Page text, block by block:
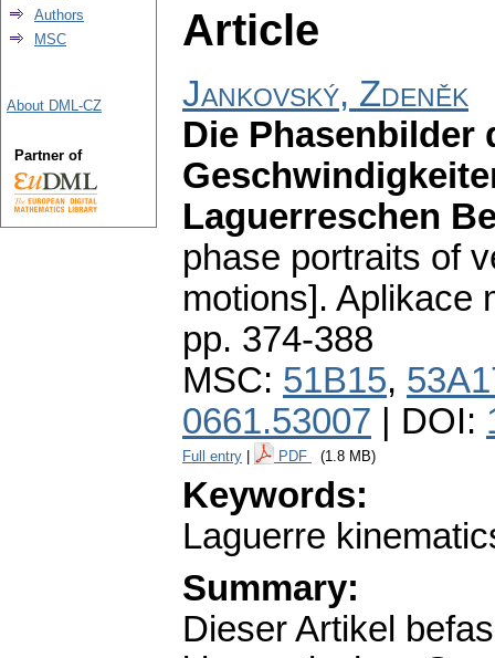
Article
Jankovský, Zdeněk
Die Phasenbilder
Laguerreschen
phase portraits of
motions]. Aplikace
pp. 374-388
MSC: 51B15,
0661.53007 | DOI:
Full entry PDF (1.8 MB)
Keywords:
Laguerre
Summary:
Dieser Artikel
Authors
MSC
About DML-CZ
Partner of